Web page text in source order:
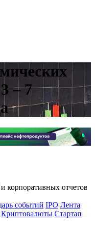
– 7
корпоративных отчетов
событий IPO Лента
Криптовалюты Стартап